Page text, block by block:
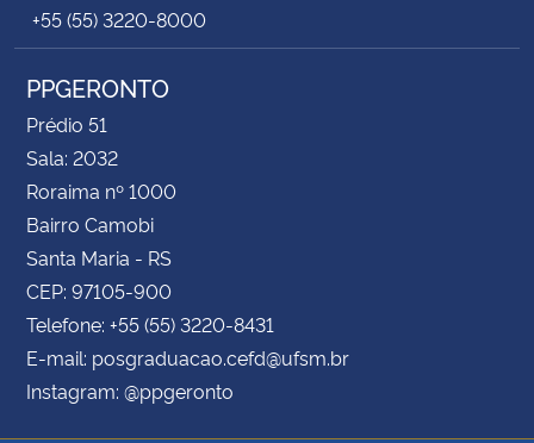
+55 (55) 3220-8000
PPGERONTO
Prédio 51
Sala: 2032
Roraima nº 1000
Bairro Camobi
Santa Maria - RS
CEP: 97105-900
Telefone: +55 (55) 3220-8431
E-mail: posgraduacao.cefd@ufsm.br
Instagram: @ppgeronto